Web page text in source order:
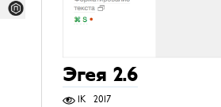
Эгея 2.6
1K 2017